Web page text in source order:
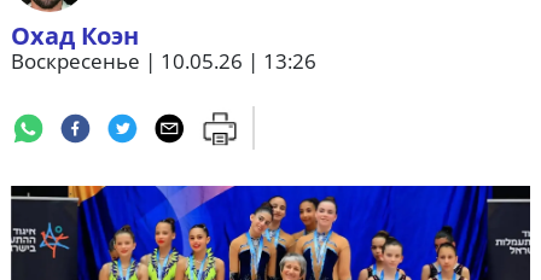
Охад Коэн
Воскресенье | 10.05.26 | 13:26